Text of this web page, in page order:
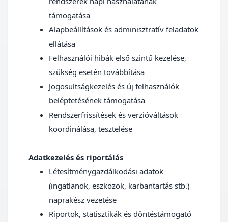
támogatása
Alapbeállítások és adminisztratív feladatok
ellátása
Felhasználói hibák első szintű kezelése,
szükség esetén továbbítása
Jogosultságkezelés és új felhasználók
beléptetésének támogatása
Rendszerfrissítések és verzióváltások
koordinálása, tesztelése
Adatkezelés és riportálás
Létesítménygazdálkodási adatok
(ingatlanok, eszközök, karbantartás stb.)
naprakész vezetése
Riportok, statisztikák és döntéstámogató